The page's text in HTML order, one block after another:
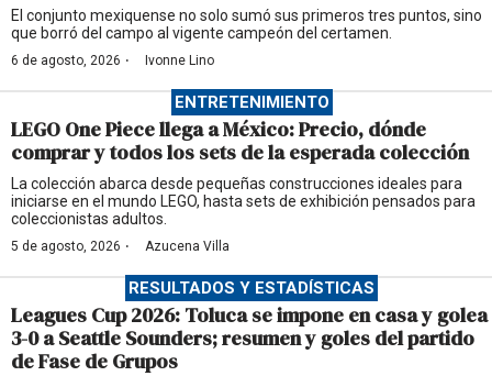
El conjunto mexiquense no solo sumó sus primeros tres puntos, sino
que borró del campo al vigente campeón del certamen.
6 de agosto, 2026 · Ivonne Lino
ENTRETENIMIENTO
LEGO One Piece llega a México: Precio, dónde
comprar y todos los sets de la esperada colección
La colección abarca desde pequeñas construcciones ideales para
iniciarse en el mundo LEGO, hasta sets de exhibición pensados para
coleccionistas adultos.
5 de agosto, 2026 · Azucena Villa
RESULTADOS Y ESTADÍSTICAS
Leagues Cup 2026: Toluca se impone en casa y golea
3-0 a Seattle Sounders; resumen y goles del partido
de Fase de Grupos